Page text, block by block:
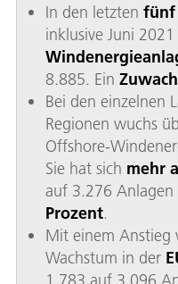
In den letzten fünf
inklusive Juni
8.885. Ein
Bei den einzelnen
Regionen wuchs
Offshore-
Sie hat sich mehr
auf 3.276 Anlagen
Prozent.
Mit einem Anstieg
Wachstum in der
1.783 auf 3.096